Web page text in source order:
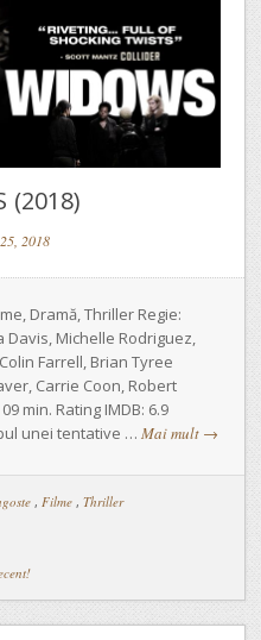
(2018)
2018
Dramă, Thriller Regie:
Michelle Rodriguez,
Farrell, Brian Tyree
Carrie Coon, Robert
min. Rating IMDB: 6.9
unei tentative … Mai mult →
, Filme , Thriller